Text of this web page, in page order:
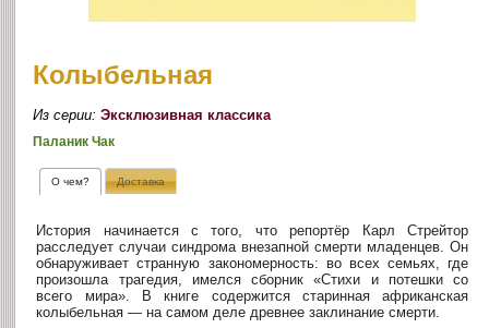
Колыбельная
Из серии:Эксклюзивная классика
Паланик Чак
О чем? Доставка
История начинается с того, что репортёр Карл Стрейтор
расследует случаи синдрома внезапной смерти младенцев. Он
обнаруживает странную закономерность: во всех семьях, где
произошла трагедия, имелся сборник «Стихи и потешки со
всего мира». В книге содержится старинная африканская
колыбельная — на самом деле древнее заклинание смерти.